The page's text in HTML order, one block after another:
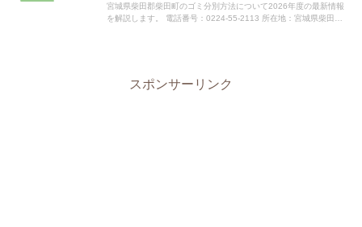
宮城県柴田郡柴田町のゴミ分別方法について2026年度の最新情報
を解説します。 電話番号：0224-55-2113 所在地：宮城県柴田郡
スポンサーリンク